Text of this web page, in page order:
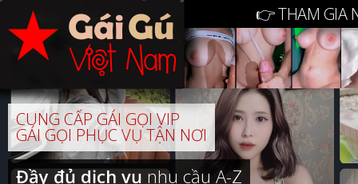
👉 THAM GIA
CUNG CẤP GÁI GỌI VIP
GÁI GỌI PHỤC VỤ TẬN NƠI
Đầy đủ dịch vụnhu cầu A-Z